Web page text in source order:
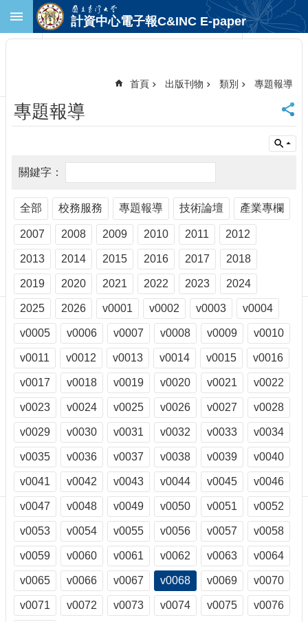
跳到主要內容區塊
首
頁
首
計
中
首
頁
聯
絡
資
訊
訂
閱/
取
消
網
站
導
覽
最
新
消
息
關
於
我
們
出
版
計資中心電子報C&INC E-paper
首頁 出版刊物 類別 專題報導
專題報導
全部 校務服務 專題報導 技術論壇 產業專欄
2007 2008 2009 2010 2011 2012
2013 2014 2015 2016 2017 2018
2019 2020 2021 2022 2023 2024
2025 2026 v0001 v0002 v0003 v0004
v0005 v0006 v0007 v0008 v0009 v0010
v0011 v0012 v0013 v0014 v0015 v0016
v0017 v0018 v0019 v0020 v0021 v0022
v0023 v0024 v0025 v0026 v0027 v0028
v0029 v0030 v0031 v0032 v0033 v0034
v0035 v0036 v0037 v0038 v0039 v0040
v0041 v0042 v0043 v0044 v0045 v0046
v0047 v0048 v0049 v0050 v0051 v0052
v0053 v0054 v0055 v0056 v0057 v0058
v0059 v0060 v0061 v0062 v0063 v0064
v0065 v0066 v0067 v0068 v0069 v0070
v0071 v0072 v0073 v0074 v0075 v0076